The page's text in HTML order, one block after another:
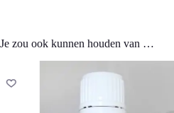
Je zou ook kunnen houden van …